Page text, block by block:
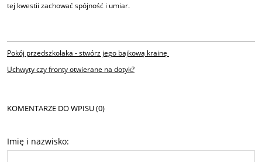
tej kwestii zachować spójność i umiar.
Pokój przedszkolaka - stwórz jego bajkową krainę
Uchwyty czy fronty otwierane na dotyk?
KOMENTARZE DO WPISU (0)
Imię i nazwisko: